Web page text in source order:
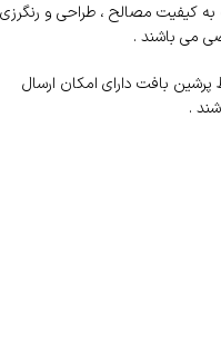
کیفیت مصالح ، طراحی و رنگرزی
می باشند .
بافت دارای امکان ارسال
.